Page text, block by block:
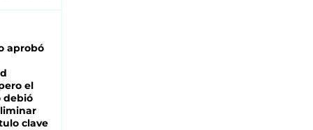
aprobó
el
debió
clave